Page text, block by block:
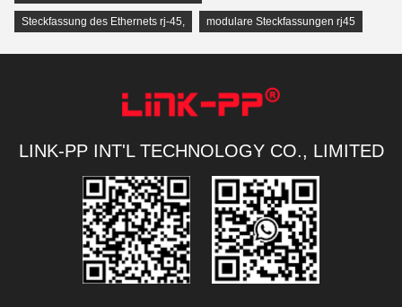
Steckfassung des Ethernets rj-45, modulare Steckfassungen rj45
LINK-PP INT'L TECHNOLOGY CO., LIMITED